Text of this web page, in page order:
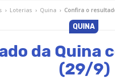
› Loterias › Quina › Confira o
QUINA
da Quina
(29/9)